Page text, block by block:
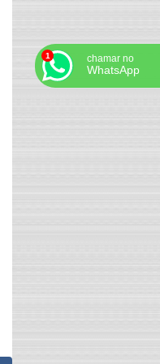
chamar no
WhatsApp